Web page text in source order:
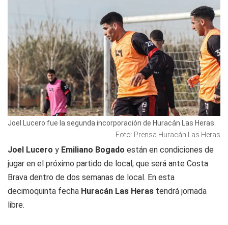
Joel Lucero fue la segunda incorporación de Huracán Las Heras.
Foto: Prensa Huracán Las Heras
Joel Lucero y Emiliano Bogado están en condiciones de
jugar en el próximo partido de local, que será ante Costa
Brava dentro de dos semanas de local. En esta
decimoquinta fecha Huracán Las Heras tendrá jornada
libre.